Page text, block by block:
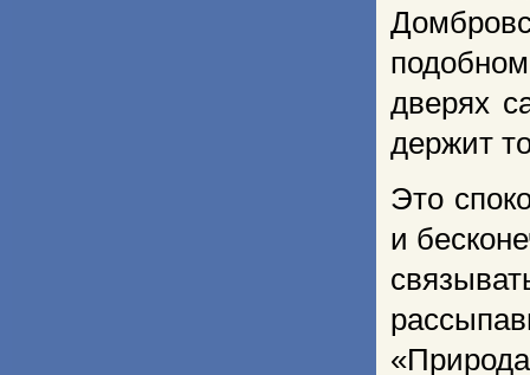
дверях
держит
Это
и